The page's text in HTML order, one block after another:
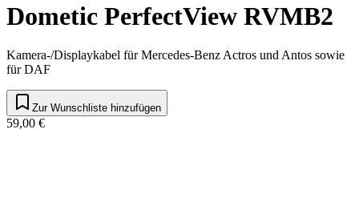
Dometic PerfectView RVMB2
Kamera-/Displaykabel für Mercedes-Benz Actros und Antos sowie
für DAF
Zur Wunschliste hinzufügen
59,00 €